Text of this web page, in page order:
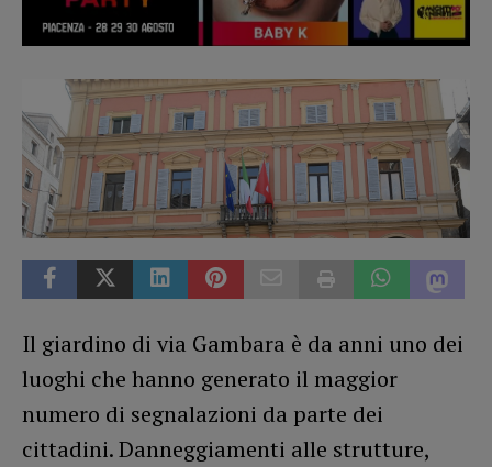
Il giardino di via Gambara è da anni uno dei
luoghi che hanno generato il maggior
numero di segnalazioni da parte dei
cittadini. Danneggiamenti alle strutture,